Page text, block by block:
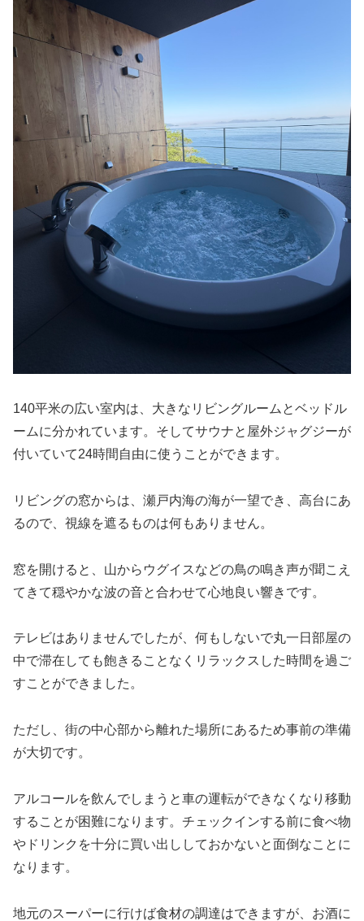
140平米の広い室内は、大きなリビングルームとベッドル
ームに分かれています。そしてサウナと屋外ジャグジーが
付いていて24時間自由に使うことができます。
リビングの窓からは、瀬戸内海の海が一望でき、高台にあ
るので、視線を遮るものは何もありません。
窓を開けると、山からウグイスなどの鳥の鳴き声が聞こえ
てきて穏やかな波の音と合わせて心地良い響きです。
テレビはありませんでしたが、何もしないで丸一日部屋の
中で滞在しても飽きることなくリラックスした時間を過ご
すことができました。
ただし、街の中心部から離れた場所にあるため事前の準備
が大切です。
アルコールを飲んでしまうと車の運転ができなくなり移動
することが困難になります。チェックインする前に食べ物
やドリンクを十分に買い出ししておかないと面倒なことに
なります。
地元のスーパーに行けば食材の調達はできますが、お酒に